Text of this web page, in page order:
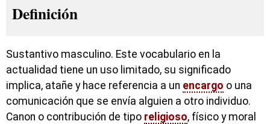
Definición
Sustantivo masculino. Este vocabulario en la
actualidad tiene un uso limitado, su significado
implica, atañe y hace referencia a un encargo o una
comunicación que se envía alguien a otro individuo.
Canon o contribución de tipo religioso, físico y moral